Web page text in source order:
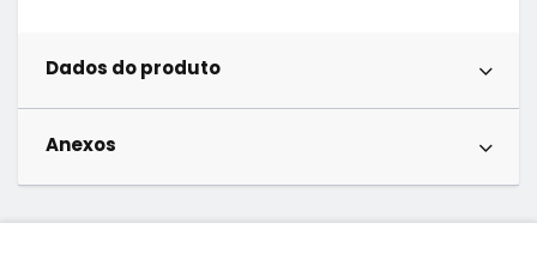
Dados do produto
Anexos